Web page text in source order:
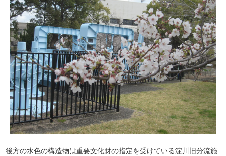
後方の水色の構造物は重要文化財の指定を受けている淀川旧分流施